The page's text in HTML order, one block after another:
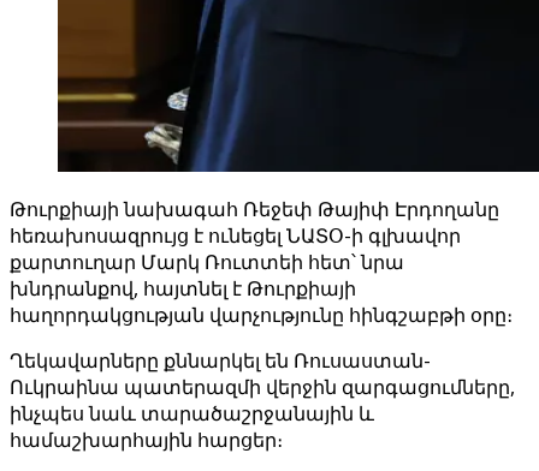
Թուրքիայի նախագահ Ռեջեփ Թայիփ Էրդողանը
հեռախոսազրույց է ունեցել ՆԱՏՕ-ի գլխավոր
քարտուղար Մարկ Ռուտտեի հետ՝ նրա
խնդրանքով, հայտնել է Թուրքիայի
հաղորդակցության վարչությունը հինգշաբթի օրը։
Ղեկավարները քննարկել են Ռուսաստան-
Ուկրաինա պատերազմի վերջին զարգացումները,
ինչպես նաև տարածաշրջանային և
համաշխարհային հարցեր։